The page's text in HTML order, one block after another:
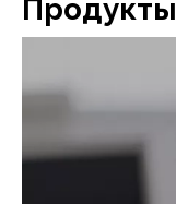
Продукты